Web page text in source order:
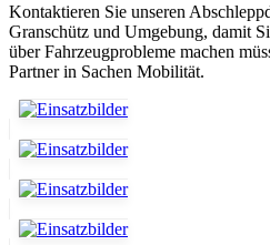
Kontaktieren Sie unseren
Granschütz und Umgebung, damit
über Fahrzeugprobleme machen
Partner in Sachen Mobilität.